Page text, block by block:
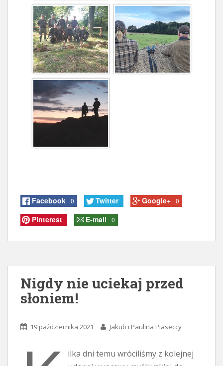
Facebook 0 Twitter Google+ 0
Pinterest E-mail 0
Nigdy nie uciekaj przed
słoniem!
19 października 2021 Jakub i Paulina Piaseccy
ilka dni temu wróciliśmy z kolejnej